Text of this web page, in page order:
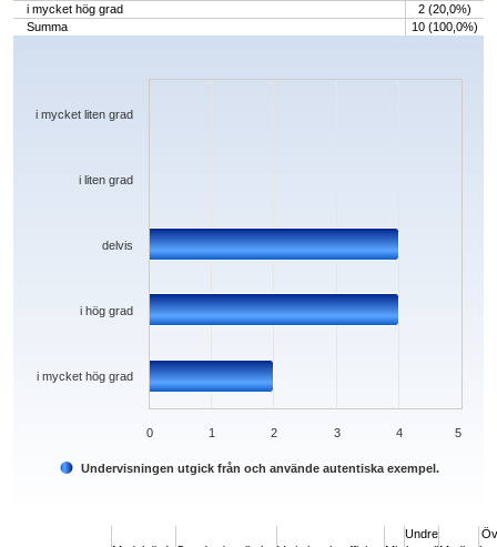
i mycket hög grad
2 (20,0%)
Summa
10 (100,0%)
Chart
The chart has 1 X axis displaying categories.
Undervisningen utgick från och använde autentiska exempel.
i mycket hög grad
i hög grad
delvis
i liten grad
i mycket liten grad
0 1 2 3 4 5
Undre